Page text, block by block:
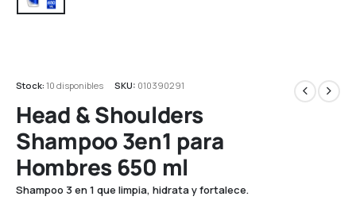
Stock: 10 disponibles SKU: 010390291
Head & Shoulders
Shampoo 3en1 para
Hombres 650 ml
Shampoo 3 en 1 que limpia, hidrata y fortalece.